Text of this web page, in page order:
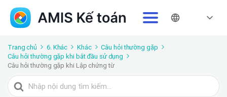
Trang chủ 6. Khác Khác
Câu hỏi thường gặp
Câu hỏi thường gặp khi bắt đầu sử dụng
Câu hỏi thường gặp khi Lập chứng từ
Tìm
kiếm